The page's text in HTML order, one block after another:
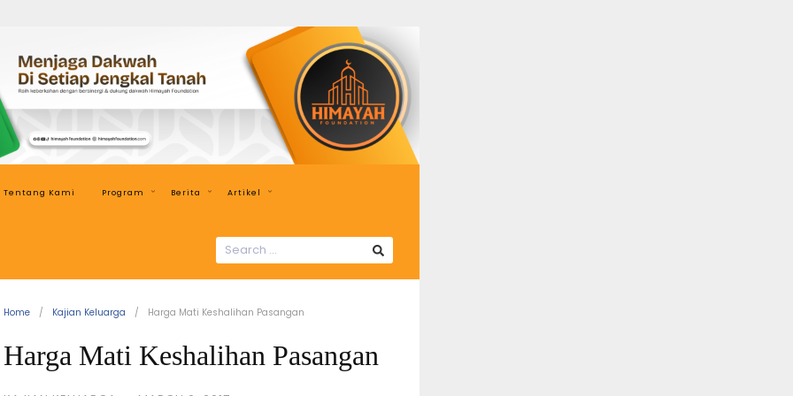
Himayah
Foundation
Menjaga
Dakwah
di
Setiap
Jengkal
Tentang Kami Program Berita Artikel
FOR:
Home Kajian Keluarga Harga Mati Keshalihan Pasangan
Harga Mati Keshalihan Pasangan